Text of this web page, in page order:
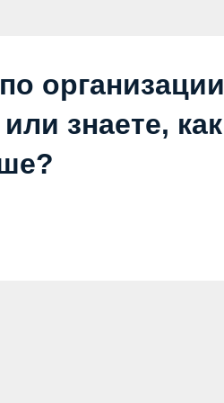
организации
знаете, как